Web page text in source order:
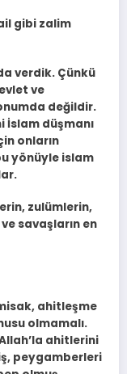
gibi zalim
verdik. Çünkü
ve
değildir.
İslam düşmanı
onların
yönüyle islam
zulümlerin,
savaşların en
ahitleşme
olmamalı.
ahitlerini
peygamberleri